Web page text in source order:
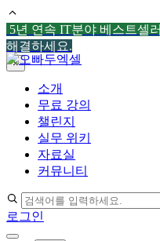
5년 연속 IT분야 베스트셀
해결하세요.
×
컨
텐
소개
무료 강의
챌린지
실무 위키
자료실
커뮤니티
로그인